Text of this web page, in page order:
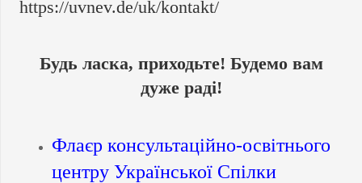
https://uvnev.de/uk/kontakt/
Будь ласка, приходьте! Будемо вам
дуже раді!
Флаєр консультаційно-освітнього
центру Української Спілки